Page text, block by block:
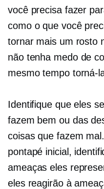
você precisa fazer
como o que você
tornar mais um rosto
não tenha medo de
mesmo tempo torná-
Identifique que eles
fazem bem ou das
coisas que fazem
pontapé inicial,
ameaças eles
eles reagirão à